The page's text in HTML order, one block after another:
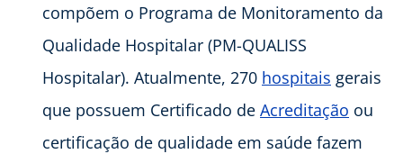
compõem o Programa de Monitoramento da
Qualidade Hospitalar (PM-QUALISS
Hospitalar). Atualmente, 270 hospitais gerais
que possuem Certificado de Acreditação ou
certificação de qualidade em saúde fazem